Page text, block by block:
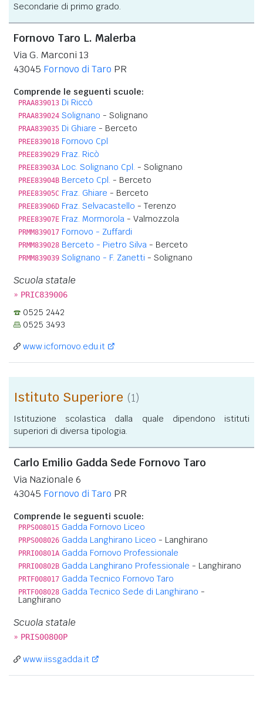
Secondarie di primo grado.
Fornovo Taro L. Malerba
Via G. Marconi 13
43045 Fornovo di Taro PR
Comprende le seguenti scuole:
PRAA839013 Di Riccò
PRAA839024 Solignano - Solignano
PRAA839035 Di Ghiare - Berceto
PREE839018 Fornovo Cpl
PREE839029 Fraz. Ricò
PREE83903A Loc. Solignano Cpl. - Solignano
PREE83904B Berceto Cpl. - Berceto
PREE83905C Fraz. Ghiare - Berceto
PREE83906D Fraz. Selvacastello - Terenzo
PREE83907E Fraz. Mormorola - Valmozzola
PRMM839017 Fornovo - Zuffardi
PRMM839028 Berceto - Pietro Silva - Berceto
PRMM839039 Solignano - F. Zanetti - Solignano
Scuola statale
» PRIC839006
0525 2442
0525 3493
www.icfornovo.edu.it
Istituto Superiore (1)
Istituzione scolastica dalla quale dipendono istituti
superiori di diversa tipologia.
Carlo Emilio Gadda Sede Fornovo Taro
Via Nazionale 6
43045 Fornovo di Taro PR
Comprende le seguenti scuole:
PRPS008015 Gadda Fornovo Liceo
PRPS008026 Gadda Langhirano Liceo - Langhirano
PRRI00801A Gadda Fornovo Professionale
PRRI00802B Gadda Langhirano Professionale - Langhirano
PRTF008017 Gadda Tecnico Fornovo Taro
PRTF008028 Gadda Tecnico Sede di Langhirano -
Langhirano
Scuola statale
» PRIS00800P
www.iissgadda.it